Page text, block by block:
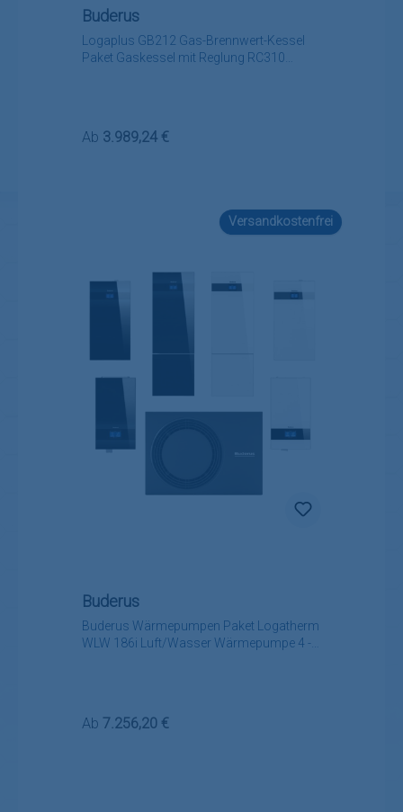
Logaplus GB212 Gas-Brennwert-Kessel
Paket Gaskessel mit Reglung RC310
Buderus
Regulärer Preis:
Ab 3.989,24 €
Versandkostenfrei
Buderus Wärmepumpen Paket Logatherm
WLW 186i Luft/Wasser Wärmepumpe 4 -
Buderus
Regulärer Preis:
Ab 7.256,20 €